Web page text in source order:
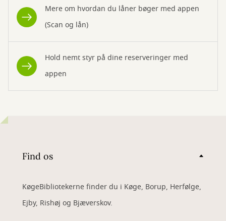
Mere om hvordan du låner bøger med appen
(Scan og lån)
Hold nemt styr på dine reserveringer med
appen
Find os
KøgeBibliotekerne finder du i Køge, Borup, Herfølge,
Ejby, Rishøj og Bjæverskov.